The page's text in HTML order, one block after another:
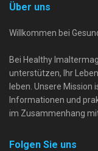
Über uns
Willkommen bei
Bei Healthy
unterstützen, Ihr
leben. Unsere Mission
Informationen und
im Zusammenhang
Folgen Sie uns